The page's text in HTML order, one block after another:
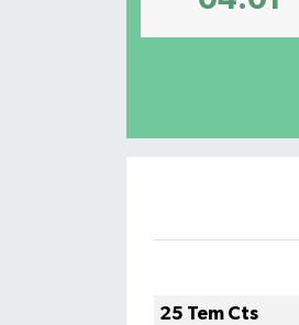
25 Tem Cts